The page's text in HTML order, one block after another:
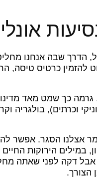
הדרך שבה אנחנו
להזמין כרטיס טיסה,
כך שמט מאד
וכרתים), בולגריה
אצלנו הסגר. אפשר
במילים הירוקות
אבל דקה לפני שאתה
הצורך.